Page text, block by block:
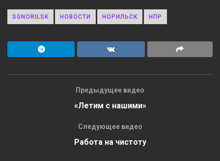
SGNORILSK НОВОСТИ НОРИЛЬСК НПР
Предыдущее видео
«Летим с нашими»
Следующее видео
Работа на чистоту